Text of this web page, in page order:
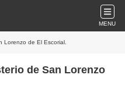
MENU
Lorenzo de El Escorial.
de San Lorenzo